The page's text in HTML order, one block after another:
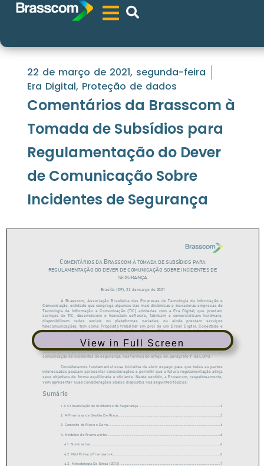
22 de março de 2021, segunda-feira
Era Digital, Proteção de dados
Comentários da Brasscom à
Tomada de Subsídios para
Regulamentação do Dever
de Comunicação Sobre
Incidentes de Segurança
View in Full Screen